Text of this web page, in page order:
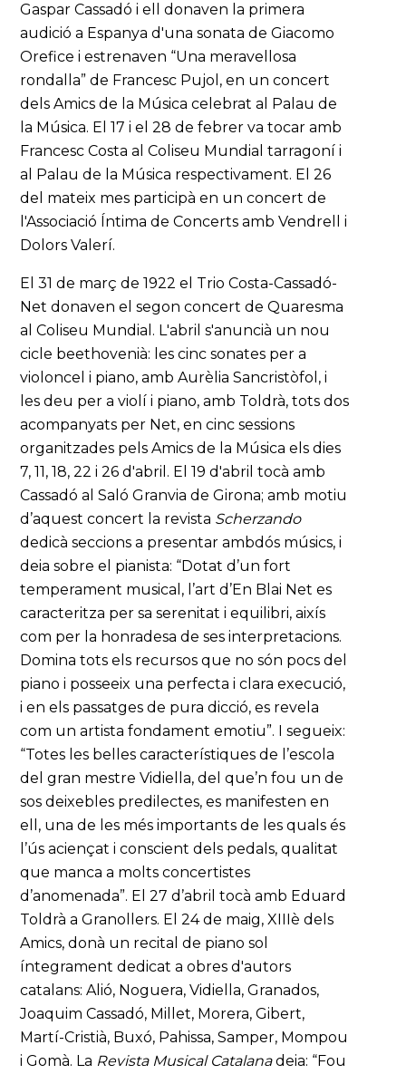
Gaspar Cassadó i ell donaven la primera
audició a Espanya d'una sonata de Giacomo
Orefice i estrenaven “Una meravellosa
rondalla” de Francesc Pujol, en un concert
dels Amics de la Música celebrat al Palau de
la Música. El 17 i el 28 de febrer va tocar amb
Francesc Costa al Coliseu Mundial tarragoní i
al Palau de la Música respectivament. El 26
del mateix mes participà en un concert de
l'Associació Íntima de Concerts amb Vendrell i
Dolors Valerí.
El 31 de març de 1922 el Trio Costa-Cassadó-
Net donaven el segon concert de Quaresma
al Coliseu Mundial. L'abril s'anuncià un nou
cicle beethovenià: les cinc sonates per a
violoncel i piano, amb Aurèlia Sancristòfol, i
les deu per a violí i piano, amb Toldrà, tots dos
acompanyats per Net, en cinc sessions
organitzades pels Amics de la Música els dies
7, 11, 18, 22 i 26 d'abril. El 19 d'abril tocà amb
Cassadó al Saló Granvia de Girona; amb motiu
d’aquest concert la revista Scherzando
dedicà seccions a presentar ambdós músics, i
deia sobre el pianista: “Dotat d’un fort
temperament musical, l’art d’En Blai Net es
caracteritza per sa serenitat i equilibri, aixís
com per la honradesa de ses interpretacions.
Domina tots els recursos que no són pocs del
piano i posseeix una perfecta i clara execució,
i en els passatges de pura dicció, es revela
com un artista fondament emotiu”. I segueix:
“Totes les belles característiques de l’escola
del gran mestre Vidiella, del que’n fou un de
sos deixebles predilectes, es manifesten en
ell, una de les més importants de les quals és
l’ús aciençat i conscient dels pedals, qualitat
que manca a molts concertistes
d’anomenada”. El 27 d’abril tocà amb Eduard
Toldrà a Granollers. El 24 de maig, XIIIè dels
Amics, donà un recital de piano sol
íntegrament dedicat a obres d'autors
catalans: Alió, Noguera, Vidiella, Granados,
Joaquim Cassadó, Millet, Morera, Gibert,
Martí-Cristià, Buxó, Pahissa, Samper, Mompou
i Gomà. La Revista Musical Catalanadeia: “Fou